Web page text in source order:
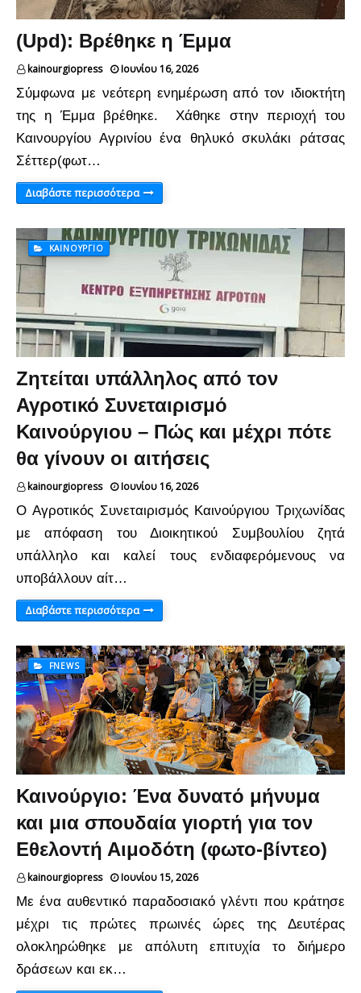
(Upd): Βρέθηκε η Έμμα
kainourgiopress Ιουνίου 16, 2026
Σύμφωνα με νεότερη ενημέρωση από τον ιδιοκτήτη
της η Έμμα βρέθηκε. Χάθηκε στην περιοχή του
Καινουργίου Αγρινίου ένα θηλυκό σκυλάκι ράτσας
Σέττερ(φωτ…
Διαβάστε περισσότερα
ΚΑΙΝΟΎΡΓΙΟ
Ζητείται υπάλληλος από τον
Αγροτικό Συνεταιρισμό
Καινούργιου – Πώς και μέχρι πότε
θα γίνουν οι αιτήσεις
kainourgiopress Ιουνίου 16, 2026
Ο Αγροτικός Συνεταιρισμός Καινούργιου Τριχωνίδας
με απόφαση του Διοικητικού Συμβουλίου ζητά
υπάλληλο και καλεί τους ενδιαφερόμενους να
υποβάλλουν αίτ…
Διαβάστε περισσότερα
FNEWS
Καινούργιο: Ένα δυνατό μήνυμα
και μια σπουδαία γιορτή για τον
Εθελοντή Αιμοδότη (φωτο-βίντεο)
kainourgiopress Ιουνίου 15, 2026
Με ένα αυθεντικό παραδοσιακό γλέντι που κράτησε
μέχρι τις πρώτες πρωινές ώρες της Δευτέρας
ολοκληρώθηκε με απόλυτη επιτυχία το διήμερο
δράσεων και εκ…